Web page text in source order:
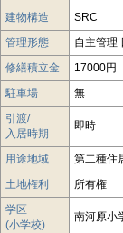
建物構造
SRC
管理形態
自主管理
修繕積立金
17000円
駐車場
無
引渡/
入居時期
即時
用途地域
第二種住
土地権利
所有権
学区
(小学校)
南河原小